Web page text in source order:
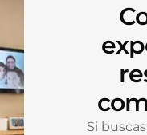
Si buscas